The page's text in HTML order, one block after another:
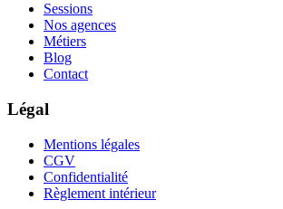
Sessions
Nos agences
Métiers
Blog
Contact
Légal
Mentions légales
CGV
Confidentialité
Règlement intérieur